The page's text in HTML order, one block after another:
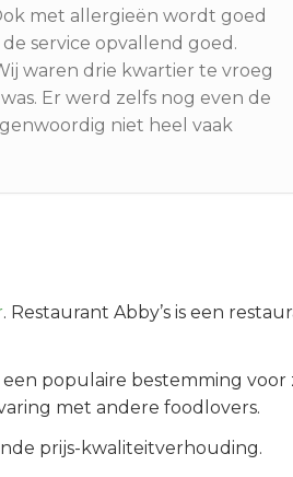
met allergieën wordt goed
service opvallend goed.
waren drie kwartier te vroeg
Er werd zelfs nog even de
niet heel vaak
. Restaurant Abby’s is een
een populaire bestemming voor
met andere foodlovers.
prijs-kwaliteitverhouding.